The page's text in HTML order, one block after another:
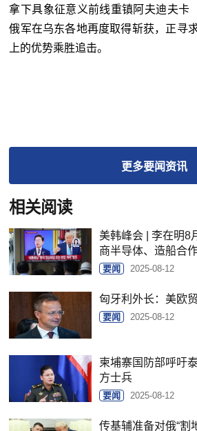
拿下具象征意义前线重镇阿夫迪夫卡
俄军在乌东各地再度取得斩获，正寻
上的优势乘胜追击。
更多要闻资讯
相关阅读
美韩峰会 | 李在明8
商半导体、造船合
要闻 2025-08-12
匈牙利外长：美欧
要闻 2025-08-12
柬埔寨国防部呼吁
方士兵
要闻 2025-08-12
传基辅准备对俄“割